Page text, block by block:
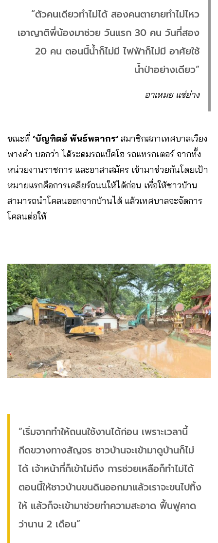
“ตัวคนเดียวทำไม่ได้ สองคนตายายทำไม่ไหว
เอาญาติพี่น้องมาช่วย วันแรก 30 คน วันที่สอง
20 คน ตอนนี้น้ำก็ไม่มี ไฟฟ้าก็ไม่มี อาศัยใช้
น้ำป่าอย่างเดียว”
อาเหมย แซ่ย่าง
ขณะที่ ‘บัญฑิตย์ พันธ์พลากร’ สมาชิกสภาเทศบาลเวียง
พางคำ บอกว่า ได้ระดมรถแบ็คโฮ รถแทรกเตอร์ จากทั้ง
หน่วยงานราชการ และอาสาสมัคร เข้ามาช่วยกันโดยเป้า
หมายแรกคือการเคลียร์ถนนให้ได้ก่อน เพื่อให้ชาวบ้าน
สามารถนำโคลนออกจากบ้านได้ แล้วเทศบาลจะจัดการ
โคลนต่อให้
“เริ่มจากทำให้ถนนใช้งานได้ก่อน เพราะเวลานี้
กีดขวางทางสัญจร ชาวบ้านจะเข้ามาดูบ้านก็ไม่
ได้ เจ้าหน้าที่ก็เข้าไม่ถึง การช่วยเหลือก็ทำไม่ได้
ตอนนี้ให้ชาวบ้านขนดินออกมาแล้วเราจะขนไปทิ้ง
ให้ แล้วก็จะเข้ามาช่วยทำความสะอาด ฟื้นฟูคาด
ว่านาน 2 เดือน”